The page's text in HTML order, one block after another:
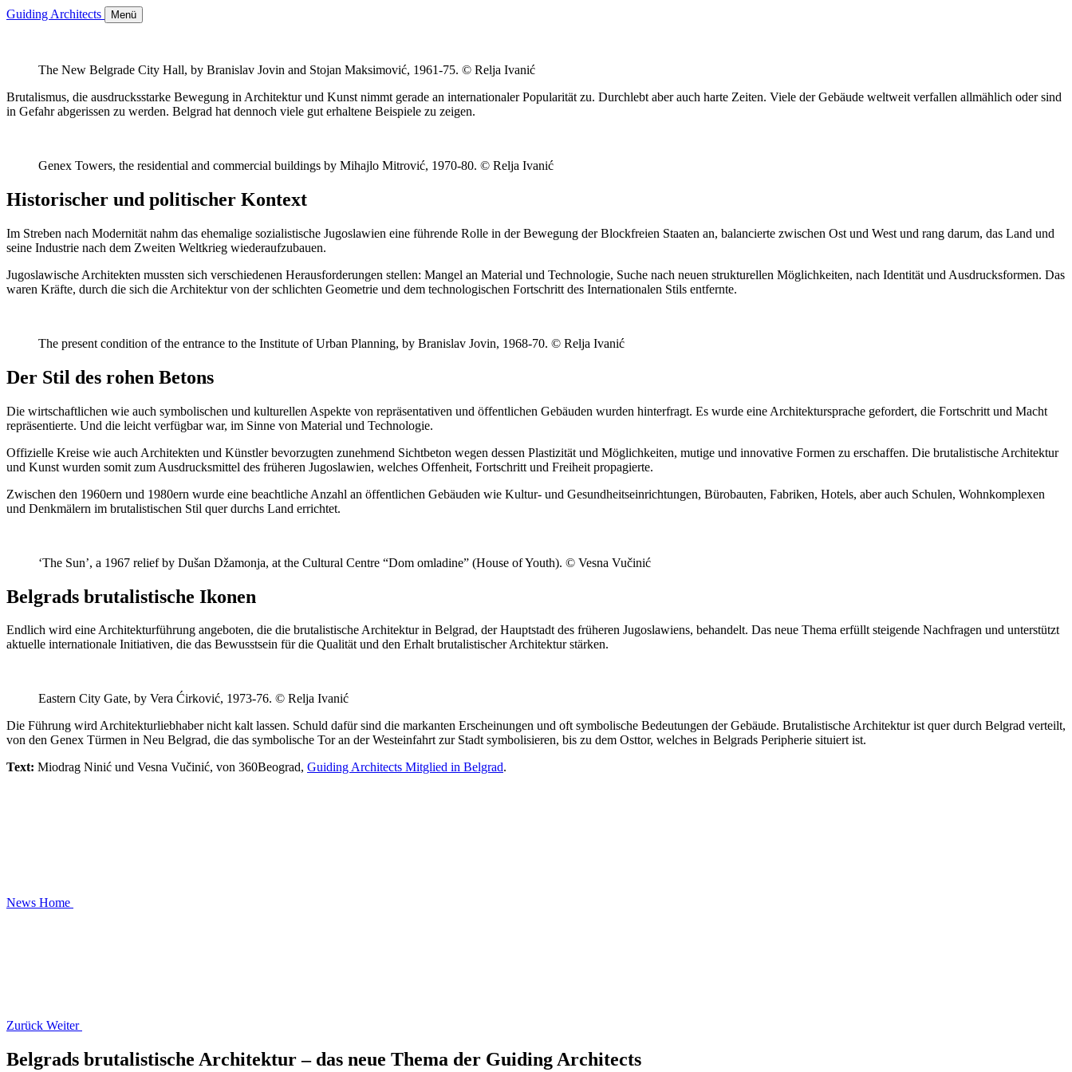
Guiding Architects Menü
The New Belgrade City Hall, by Branislav Jovin and Stojan Maksimović, 1961-75. © Relja Ivanić
Brutalismus, die ausdrucksstarke Bewegung in Architektur und Kunst nimmt gerade an internationaler Popularität zu. Durchlebt aber auch harte Zeiten. Viele der Gebäude weltweit verfallen allmählich oder sind
in Gefahr abgerissen zu werden. Belgrad hat dennoch viele gut erhaltene Beispiele zu zeigen.
Genex Towers, the residential and commercial buildings by Mihajlo Mitrović, 1970-80. © Relja Ivanić
Historischer und politischer Kontext
Im Streben nach Modernität nahm das ehemalige sozialistische Jugoslawien eine führende Rolle in der Bewegung der Blockfreien Staaten an, balancierte zwischen Ost und West und rang darum, das Land und
seine Industrie nach dem Zweiten Weltkrieg wiederaufzubauen.
Jugoslawische Architekten mussten sich verschiedenen Herausforderungen stellen: Mangel an Material und Technologie, Suche nach neuen strukturellen Möglichkeiten, nach Identität und Ausdrucksformen. Das
waren Kräfte, durch die sich die Architektur von der schlichten Geometrie und dem technologischen Fortschritt des Internationalen Stils entfernte.
The present condition of the entrance to the Institute of Urban Planning, by Branislav Jovin, 1968-70. © Relja Ivanić
Der Stil des rohen Betons
Die wirtschaftlichen wie auch symbolischen und kulturellen Aspekte von repräsentativen und öffentlichen Gebäuden wurden hinterfragt. Es wurde eine Architektursprache gefordert, die Fortschritt und Macht
repräsentierte. Und die leicht verfügbar war, im Sinne von Material und Technologie.
Offizielle Kreise wie auch Architekten und Künstler bevorzugten zunehmend Sichtbeton wegen dessen Plastizität und Möglichkeiten, mutige und innovative Formen zu erschaffen. Die brutalistische Architektur
und Kunst wurden somit zum Ausdrucksmittel des früheren Jugoslawien, welches Offenheit, Fortschritt und Freiheit propagierte.
Zwischen den 1960ern und 1980ern wurde eine beachtliche Anzahl an öffentlichen Gebäuden wie Kultur- und Gesundheitseinrichtungen, Bürobauten, Fabriken, Hotels, aber auch Schulen, Wohnkomplexen
und Denkmälern im brutalistischen Stil quer durchs Land errichtet.
‘The Sun’, a 1967 relief by Dušan Džamonja, at the Cultural Centre “Dom omladine” (House of Youth). © Vesna Vučinić
Belgrads brutalistische Ikonen
Endlich wird eine Architekturführung angeboten, die die brutalistische Architektur in Belgrad, der Hauptstadt des früheren Jugoslawiens, behandelt. Das neue Thema erfüllt steigende Nachfragen und unterstützt
aktuelle internationale Initiativen, die das Bewusstsein für die Qualität und den Erhalt brutalistischer Architektur stärken.
Eastern City Gate, by Vera Ćirković, 1973-76. © Relja Ivanić
Die Führung wird Architekturliebhaber nicht kalt lassen. Schuld dafür sind die markanten Erscheinungen und oft symbolische Bedeutungen der Gebäude. Brutalistische Architektur ist quer durch Belgrad verteilt,
von den Genex Türmen in Neu Belgrad, die das symbolische Tor an der Westeinfahrt zur Stadt symbolisieren, bis zu dem Osttor, welches in Belgrads Peripherie situiert ist.
Text: Miodrag Ninić und Vesna Vučinić, von 360Beograd, Guiding Architects Mitglied in Belgrad.
News Home
Zurück Weiter
Belgrads brutalistische Architektur – das neue Thema der Guiding Architects